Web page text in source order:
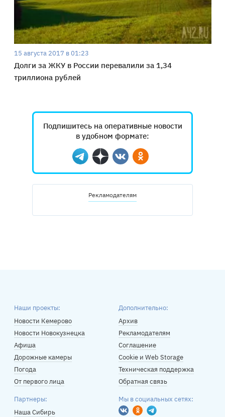
15 августа 2017 в 01:23
Долги за ЖКУ в России перевалили за 1,34
триллиона рублей
Подпишитесь на оперативные новости
в удобном формате:
Telegram
ДзенВконтактеОдноклассники
Рекламодателям
Наши проекты:
Новости Кемерово
Новости Новокузнецка
Афиша
Дорожные камеры
Погода
От первого лица
Дополнительно:
Архив
Рекламодателям
Соглашение
Cookie и Web Storage
Техническая поддержка
Обратная связь
Партнеры:
Наша Сибирь
Мы в социальных сетях:
Вконтакте
Одноклассники
Telegram